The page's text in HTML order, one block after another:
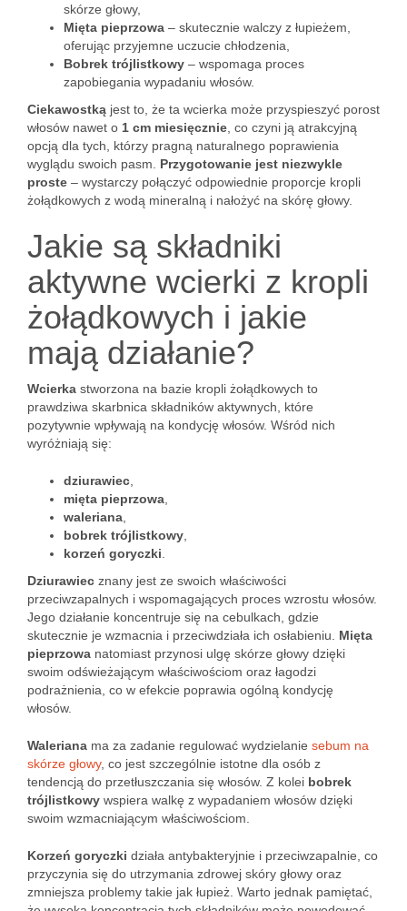
skórze głowy,
Mięta pieprzowa – skutecznie walczy z łupieżem,
oferując przyjemne uczucie chłodzenia,
Bobrek trójlistkowy – wspomaga proces
zapobiegania wypadaniu włosów.
Ciekawostką jest to, że ta wcierka może przyspieszyć porost
włosów nawet o 1 cm miesięcznie , co czyni ją atrakcyjną
opcją dla tych, którzy pragną naturalnego poprawienia
wyglądu swoich pasm. Przygotowanie jest niezwykle
proste – wystarczy połączyć odpowiednie proporcje kropli
żołądkowych z wodą mineralną i nałożyć na skórę głowy.
Jakie są składniki
aktywne wcierki z kropli
żołądkowych i jakie
mają działanie?
Wcierka stworzona na bazie kropli żołądkowych to
prawdziwa skarbnica składników aktywnych, które
pozytywnie wpływają na kondycję włosów. Wśród nich
wyróżniają się:
dziurawiec
mięta pieprzowa
waleriana
bobrek trójlistkowy
korzeń goryczki
Dziurawiec znany jest ze swoich właściwości
przeciwzapalnych i wspomagających proces wzrostu włosów.
Jego działanie koncentruje się na cebulkach, gdzie
skutecznie je wzmacnia i przeciwdziała ich osłabieniu. Mięta
pieprzowa natomiast przynosi ulgę skórze głowy dzięki
swoim odświeżającym właściwościom oraz łagodzi
podrażnienia, co w efekcie poprawia ogólną kondycję
włosów.
Waleriana ma za zadanie regulować wydzielanie sebum na
skórze głowy, co jest szczególnie istotne dla osób z
tendencją do przetłuszczania się włosów. Z kolei bobrek
trójlistkowy wspiera walkę z wypadaniem włosów dzięki
swoim wzmacniającym właściwościom.
Korzeń goryczki działa antybakteryjnie i przeciwzapalnie, co
przyczynia się do utrzymania zdrowej skóry głowy oraz
zmniejsza problemy takie jak łupież. Warto jednak pamiętać,